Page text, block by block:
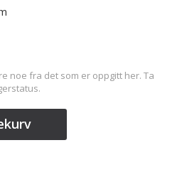
noe fra det som er oppgitt her. Ta